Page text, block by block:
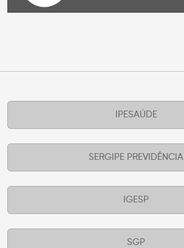
IPESAÚDE
SERGIPE PREVIDÊNCIA
IGESP
SGP